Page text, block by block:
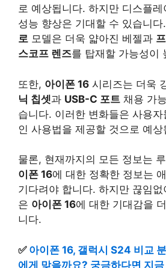
로 예상됩니다. 하지만 디스플
성능 향상은 기대할 수 있습니다
로 모델은 더욱 얇아진 베젤과
스코프 렌즈를 탑재할 가능성이
또한, 아이폰 16 시리즈는 더욱
닉 칩셋과 USB-C 포트 채용 가
습니다. 이러한 변화들은 사용
인 사용법을 제공할 것으로 예상
물론, 현재까지의 모든 정보는
이폰 16에 대한 정확한 정보는
기다려야 합니다. 하지만 끊임
은 아이폰 16에 대한 기대감을
니다.
✅ 아이폰 16, 갤럭시 S24 비교
에게 맞을까요? 궁금하다면 지